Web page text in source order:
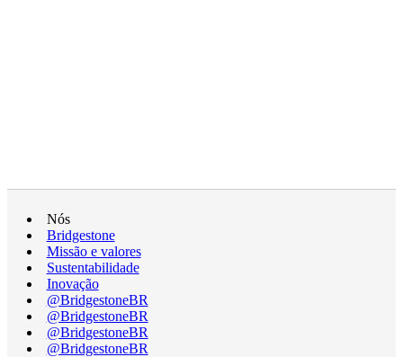
Nós
Bridgestone
Missão e valores
Sustentabilidade
Inovação
@BridgestoneBR
@BridgestoneBR
@BridgestoneBR
@BridgestoneBR